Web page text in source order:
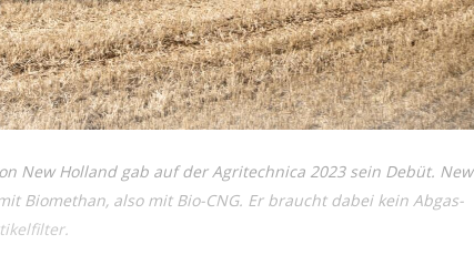
New Holland gab auf der Agritechnica 2023 sein Debüt. New
Biomethan, also mit Bio-CNG. Er braucht dabei kein Abgas-